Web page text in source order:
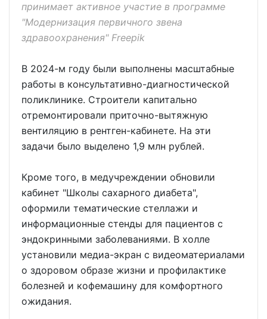
принимает активное участие в программе
"Модернизация первичного звена
здравоохранения" Freepik
В 2024-м году были выполнены масштабные
работы в консультативно-диагностической
поликлинике. Строители капитально
отремонтировали приточно-вытяжную
вентиляцию в рентген-кабинете. На эти
задачи было выделено 1,9 млн рублей.
Кроме того, в медучреждении обновили
кабинет "Школы сахарного диабета",
оформили тематические стеллажи и
информационные стенды для пациентов с
эндокринными заболеваниями. В холле
установили медиа-экран с видеоматериалами
о здоровом образе жизни и профилактике
болезней и кофемашину для комфортного
ожидания.